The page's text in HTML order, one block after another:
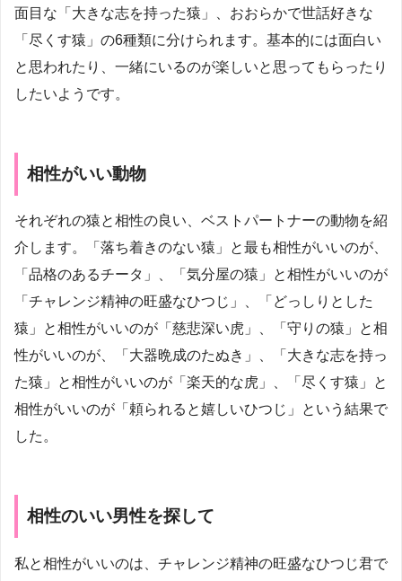
面目な「大きな志を持った猿」、おおらかで世話好きな
「尽くす猿」の6種類に分けられます。基本的には面白い
と思われたり、一緒にいるのが楽しいと思ってもらったり
したいようです。
相性がいい動物
それぞれの猿と相性の良い、ベストパートナーの動物を紹
介します。「落ち着きのない猿」と最も相性がいいのが、
「品格のあるチータ」、「気分屋の猿」と相性がいいのが
「チャレンジ精神の旺盛なひつじ」、「どっしりとした
猿」と相性がいいのが「慈悲深い虎」、「守りの猿」と相
性がいいのが、「大器晩成のたぬき」、「大きな志を持っ
た猿」と相性がいいのが「楽天的な虎」、「尽くす猿」と
相性がいいのが「頼られると嬉しいひつじ」という結果で
した。
相性のいい男性を探して
私と相性がいいのは、チャレンジ精神の旺盛なひつじ君で